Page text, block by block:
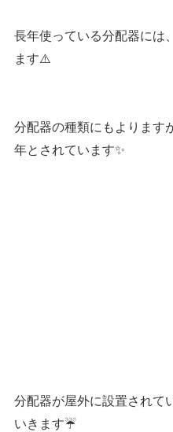
長年使っている分配器には
ます⚠️
分配器の種類にもよります
年とされています✨
分配器が屋外に設置されて
いきます☔️